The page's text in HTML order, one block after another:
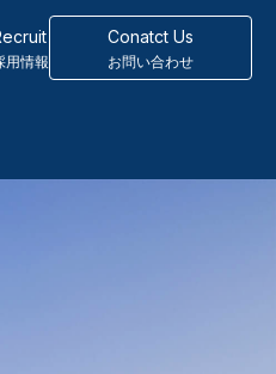
用情報
Conatct Us
お問い合わせ